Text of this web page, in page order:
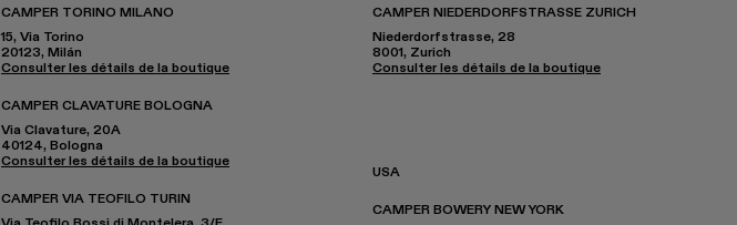
CAMPER TORINO MILANO
15, Via Torino
20123, Milán
Consulter les détails de la boutique
CAMPER CLAVATURE BOLOGNA
Via Clavature, 20A
40124, Bologna
Consulter les détails de la boutique
CAMPER VIA TEOFILO TURIN
CAMPER NIEDERDORFSTRASSE ZURICH
Niederdorfstrasse, 28
8001, Zurich
Consulter les détails de la boutique
USA
CAMPER BOWERY NEW YORK